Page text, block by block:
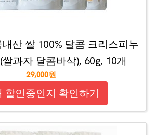
산 쌀 100% 달콤 크리스피누
과자 달콤바삭), 60g, 10개
29,000원
할인중인지 확인하기